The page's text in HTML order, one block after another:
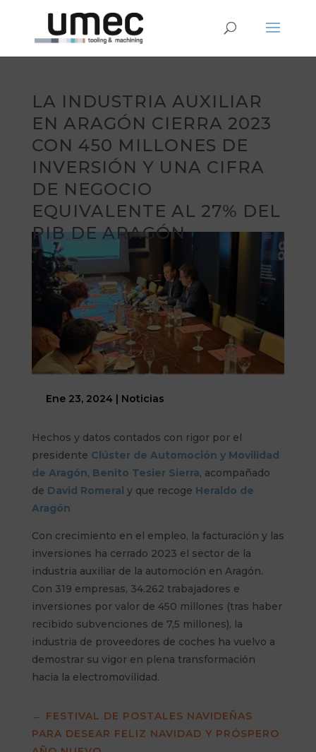
LA INDUSTRIA AUXILIAR
EN ARAGÓN CIERRA 2023
CON 450 MILLONES DE
INVERSIÓN Y UNA CIFRA
DE NEGOCIO
EQUIVALENTE AL 27% DEL
PIB DE ARAGÓN
Ene 23, 2024| Noticias
Hechos y datos contados con rigor por el
presidente Clúster de Automoción y Movilidad
de Aragón, Benito Tesier Sierra, acompañado
de David Romeral y que recoge Heraldo de
Aragón
Con crecimiento en el empleo, la facturación y las
inversiones ha cerrado 2023 el sector de la
industria auxiliar de la automoción en Aragón.
Con 319 empresas, 34.262 trabajadores e
inversiones por valor de 450 millones (tras haber
recibido subvenciones de 7,5 millones), la
industria de proveedores de coches ha vuelvo a
demostrar su vigor en plena transformación
hacia la electromovilidad.
← FESTIVAL DE POSTALES NAVIDEÑAS
PARA DESEAR FELIZ NAVIDAD Y PRÓSPERO